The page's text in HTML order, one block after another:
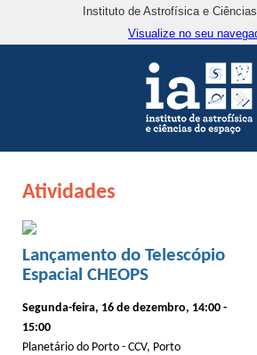
Instituto de Astrofísica e
Visualize no seu
Atividades
Lançamento do Telescópio
Espacial CHEOPS
Segunda-feira, 16 de dezembro, 14:00 -
15:00
Planetário do Porto - CCV, Porto